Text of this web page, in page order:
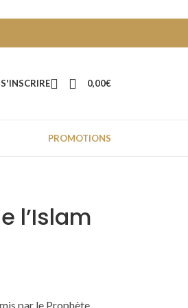
0,00€
PROMOTIONS
l’Islam
par le Prophète